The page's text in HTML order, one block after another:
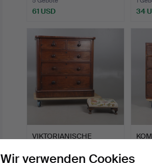
61 USD 34
VIKTORIANISCHE
UND EIN MA…
Beendet 26. Jul 2026
Wir verwenden Cookies